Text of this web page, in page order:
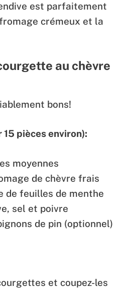
est parfaitement
crémeux et la
au chèvre
bons!
pièces environ):
moyennes
de chèvre frais
de feuilles de menthe
sel et poivre
de pin (optionnel)
et coupez-les